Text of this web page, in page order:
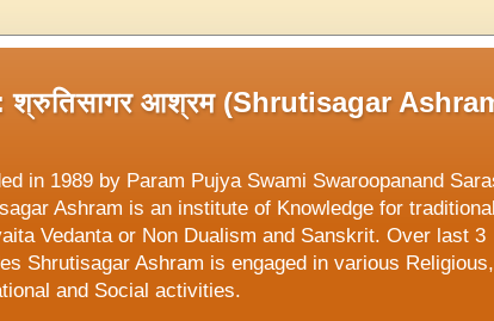
श्रुतिसागर आश्रम (Shrutisagar
in 1989 by Param Pujya Swami Swaroopanand
Ashram is an institute of Knowledge for
Vedanta or Non Dualism and Sanskrit. Over last 3
Shrutisagar Ashram is engaged in various Religious,
and Social activities.